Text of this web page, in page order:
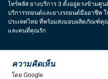
ไทร์พลัส ยางบริการ 3 ตั้งอยู่ตรงข้ามศูน
บริการรถยนต์และยางรถยนต์มืออาชีพ
ประเทศไทย ที่พร้อมส่งมอบผลิตภัณฑ์คุ
และคนที่คุณรัก
ความคิดเห็น
โดย Google